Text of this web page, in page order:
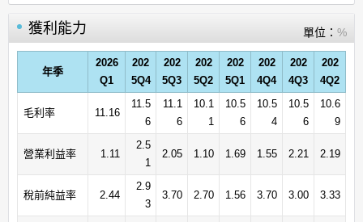
獲利能力 單位： %
年季
2026
Q1
202
5Q4
202
5Q3
202
5Q2
202
5Q1
202
4Q4
202
4Q3
202
4Q2
毛利率 11.16
11.5
6
11.1
6
10.1
1
10.5
6
10.5
4
10.5
6
10.6
9
營業利益率 1.11
2.5
1
2.05 1.10 1.69 1.55 2.21 2.19
稅前純益率 2.44
2.9
3
3.70 2.70 1.56 3.70 3.00 3.33